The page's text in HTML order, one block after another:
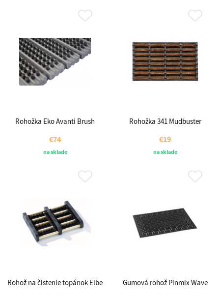
Rohožka Eko Avanti Brush
€74
na sklade
Rohožka 341 Mudbuster
€19
na sklade
Rohož na čistenie topánok Elbe Gumová rohož Pinmix Wave